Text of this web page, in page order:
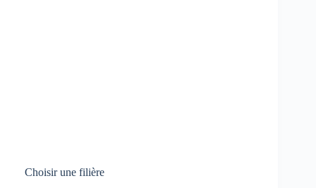
Choisir une filière